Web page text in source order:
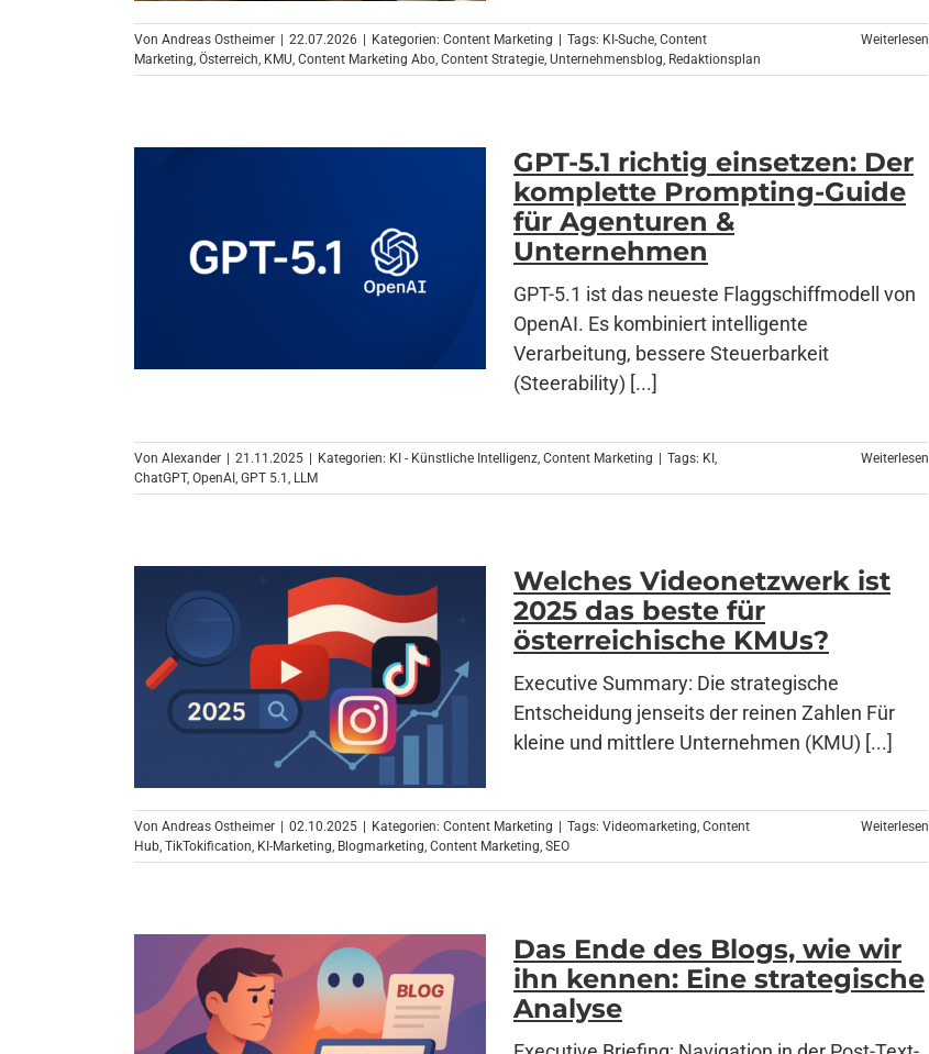
Von Andreas Ostheimer 22.07.2026 Kategorien: Content Marketing Tags: KI-Suche, Content
Marketing, Österreich, KMU, Content Marketing Abo, Content Strategie, Unternehmensblog, Redaktionsplan
Weiterlesen
GPT-5.1 richtig einsetzen: Der
komplette Prompting-Guide
für Agenturen &
Unternehmen
GPT-5.1 ist das neueste Flaggschiffmodell von
OpenAI. Es kombiniert intelligente
Verarbeitung, bessere Steuerbarkeit
(Steerability) [...]
Von Alexander 21.11.2025 Kategorien: KI - Künstliche Intelligenz, Content Marketing Tags: KI ,
ChatGPT, OpenAI , GPT 5.1 , LLM
Weiterlesen
Welches Videonetzwerk ist
2025 das beste für
österreichische KMUs?
Executive Summary: Die strategische
Entscheidung jenseits der reinen Zahlen Für
kleine und mittlere Unternehmen (KMU) [...]
Von Andreas Ostheimer 02.10.2025 Kategorien: Content Marketing Tags: Videomarketing, Content
Hub, TikTokification, KI-Marketing, Blogmarketing, Content Marketing, SEO
Weiterlesen
Das Ende des Blogs, wie wir
ihn kennen: Eine strategische
Analyse